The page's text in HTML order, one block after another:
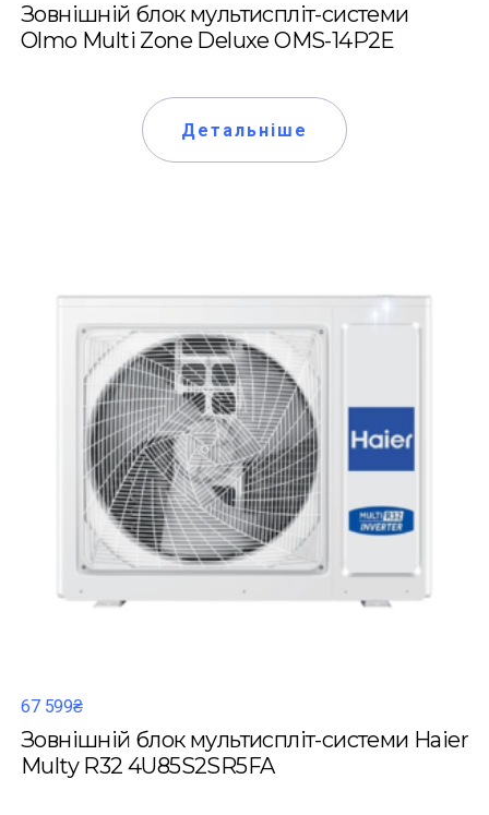
Зовнішній блок мультиспліт-системи
Olmo Multi Zone Deluxe OMS-14P2E
Детальніше
67 599₴
Зовнішній блок мультиспліт-системи Haier
Multy R32 4U85S2SR5FA